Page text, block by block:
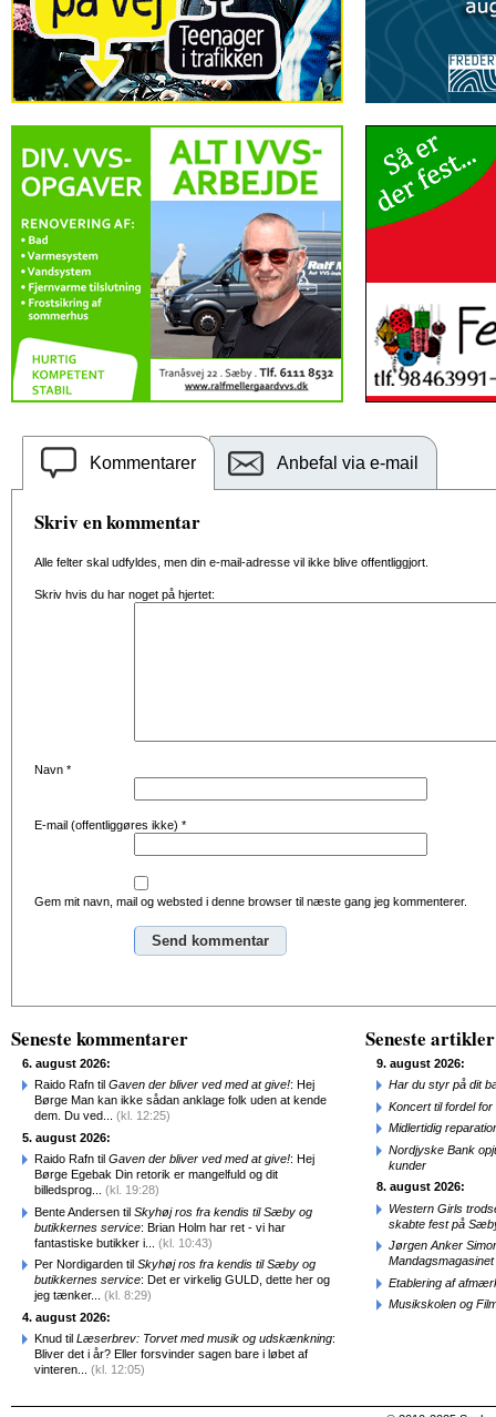
Kommentarer Anbefal via e-mail
Skriv en kommentar
Alle felter skal udfyldes, men din e-mail-adresse vil ikke blive offentliggjort.
Skriv hvis du har noget på hjertet:
Navn *
E-mail (offentliggøres ikke) *
Gem mit navn, mail og websted i denne browser til næste gang jeg kommenterer.
Seneste kommentarer
6. august 2026:
Raido Rafn til Gaven der bliver ved med at give!: Hej
Børge Man kan ikke sådan anklage folk uden at kende
dem. Du ved... (kl. 12:25)
5. august 2026:
Raido Rafn til Gaven der bliver ved med at give!: Hej
Børge Egebak Din retorik er mangelfuld og dit
billedsprog... (kl. 19:28)
Bente Andersen til Skyhøj ros fra kendis til Sæby og
butikkernes service: Brian Holm har ret - vi har
fantastiske butikker i... (kl. 10:43)
Per Nordigarden til Skyhøj ros fra kendis til Sæby og
butikkernes service: Det er virkelig GULD, dette her og
jeg tænker... (kl. 8:29)
4. august 2026:
Knud til Læserbrev: Torvet med musik og udskænkning:
Bliver det i år? Eller forsvinder sagen bare i løbet af
vinteren... (kl. 12:05)
Seneste artikler
9. august 2026:
Har du styr på dit
Koncert til fordel
Midlertidig
Nordjyske Bank
kunder
8. august 2026:
Western Girls
skabte fest på
Jørgen Anker
Mandagsmagasinet
Etablering af
Musikskolen og